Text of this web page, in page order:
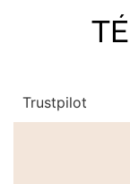
Trustpilot